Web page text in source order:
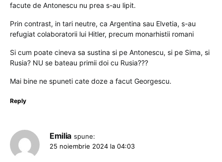
facute de Antonescu nu prea s-au lipit.
Prin contrast, in tari neutre, ca Argentina sau Elvetia, s-au
refugiat colaboratorii lui Hitler, precum monarhistii romani
Si cum poate cineva sa sustina si pe Antonescu, si pe Sima, si
Rusia? NU se bateau primii doi cu Rusia???
Mai bine ne spuneti cate doze a facut Georgescu.
Reply
Emilia spune:
25 noiembrie 2024 la 04:03